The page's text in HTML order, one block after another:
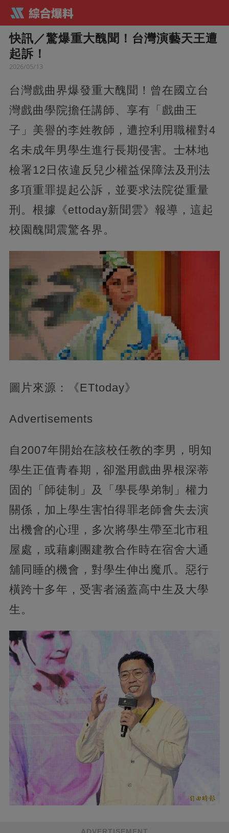
快訊／驚爆重大醜聞！台灣演藝天王遭
起訴！
2026/05/13
台灣戲曲界爆發重大醜聞！曾在國立台
灣戲曲學院擔任講師、享有「戲曲王
子」美譽的李姓教師，遭控利用職權對4
名未成年男學生進行長期侵害。士林地
檢署12日依違反兒少權益保障法及刑法
多項重罪提起公訴，並要求法院從重量
刑。根據《ettoday新聞雲》報導，這起
校園醜聞震驚各界。
圖片來源：《ETtoday》
Advertisements
自2007年開始在該校任教的李男，明知
學生正值青春期，卻濫用戲曲界根深蒂
固的「師徒制」及「學長學弟制」權力
關係，加上學生害怕得罪老師會失去演
出機會的心理，多次將學生帶至北市租
屋處，或藉劇團建教合作時在宿舍大通
舖同睡的機會，對學生伸出魔爪。惡行
橫跨十多年，受害者涵蓋高中生及大學
生。